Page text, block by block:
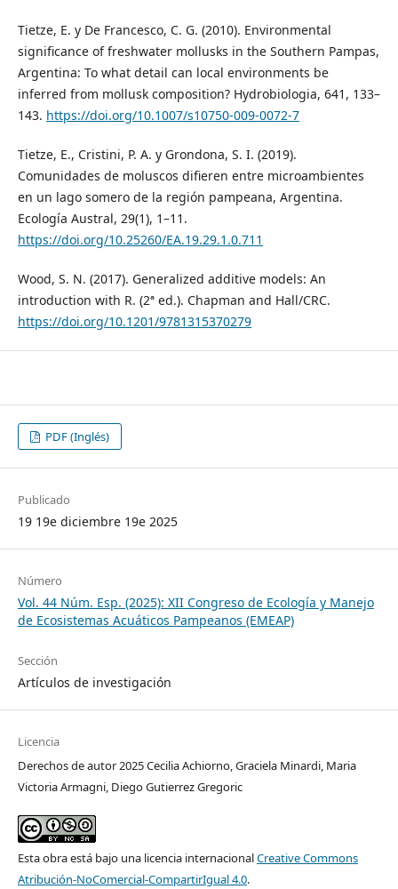
Tietze, E. y De Francesco, C. G. (2010). Environmental
significance of freshwater mollusks in the Southern Pampas,
Argentina: To what detail can local environments be
inferred from mollusk composition? Hydrobiologia, 641, 133–
143. https://doi.org/10.1007/s10750-009-0072-7
Tietze, E., Cristini, P. A. y Grondona, S. I. (2019).
Comunidades de moluscos difieren entre microambientes
en un lago somero de la región pampeana, Argentina.
Ecología Austral, 29(1), 1–11.
https://doi.org/10.25260/EA.19.29.1.0.711
Wood, S. N. (2017). Generalized additive models: An
introduction with R. (2ª ed.). Chapman and Hall/CRC.
https://doi.org/10.1201/9781315370279
PDF (Inglés)
Publicado
19 19e diciembre 19e 2025
Número
Vol. 44 Núm. Esp. (2025): XII Congreso de Ecología y Manejo
de Ecosistemas Acuáticos Pampeanos (EMEAP)
Sección
Artículos de investigación
Licencia
Derechos de autor 2025 Cecilia Achiorno, Graciela Minardi, Maria
Victoria Armagni, Diego Gutierrez Gregoric
Esta obra está bajo una licencia internacionalCreative Commons
Atribución-NoComercial-CompartirIgual 4.0.